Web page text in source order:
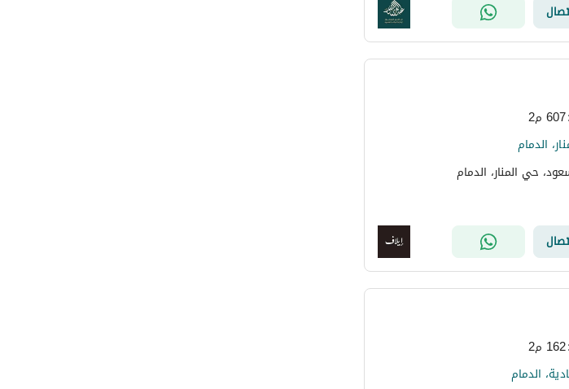
607 م2
الدمام
حي المنار، الدمام
162 م2
الدمام